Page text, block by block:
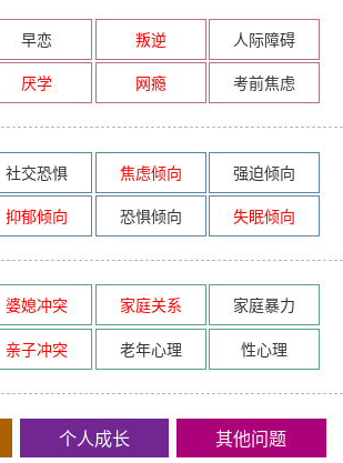
早恋 叛逆
人际障碍
厌学
网瘾 考前焦虑
社交恐惧 焦虑倾向
强迫倾向
抑郁倾向
恐惧倾向 失眠倾向
婆媳冲突 家庭关系
家庭暴力
亲子冲突
老年心理 性心理
个人成长 其他问题